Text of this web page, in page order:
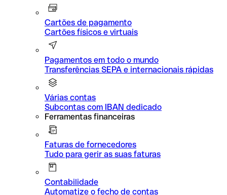
Cartões de pagamento
Cartões físicos e virtuais
Pagamentos em todo o mundo
Transferências SEPA e internacionais rápidas
Várias contas
Subcontas com IBAN dedicado
Ferramentas financeiras
Faturas de fornecedores
Tudo para gerir as suas faturas
Contabilidade
Automatize o fecho de contas